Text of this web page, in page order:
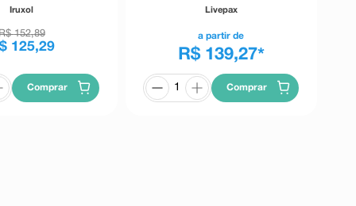
Iruxol
152,89
125,29
Comprar
Livepax
a partir de
R$ 139,27*
Comprar